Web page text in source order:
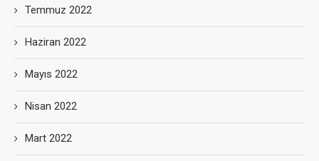
Temmuz 2022
Haziran 2022
Mayıs 2022
Nisan 2022
Mart 2022